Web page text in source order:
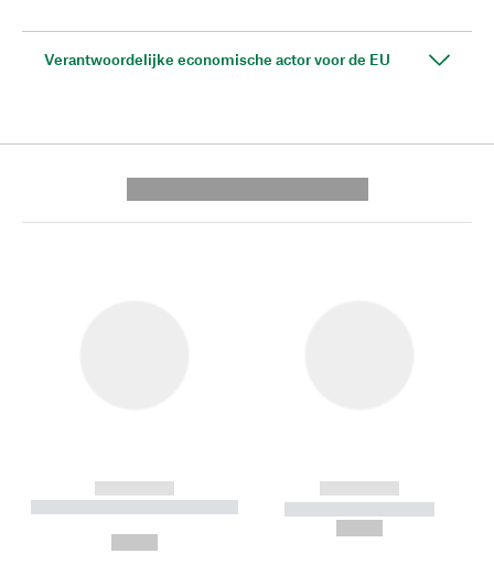
Verantwoordelijke economische actor voor de EU
------------
----------- ----------- --------
------------
----------- -----------